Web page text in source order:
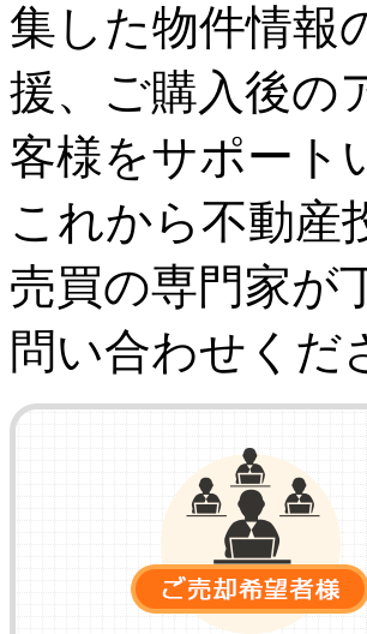
集した物件情報
援、ご購入後の
客様をサポート
これから不動産
売買の専門家が
問い合わせくだ